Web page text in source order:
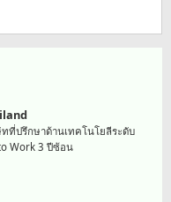
ที่ปรึกษาด้านเทคโนโยลีระดับ
Work 3 ปีซ้อน